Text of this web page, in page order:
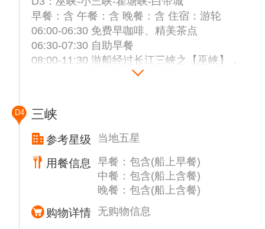
际情况安排自选参观游览！）
16:30-18:30 乘车参观国家5A级【三峡人家】
白墙青瓦石板路，小桥流水吊脚楼，枯藤老树
喜鹊窝，机枪碉堡旧战壕，奇石溶洞古城堡，
(在民俗表演中，有时新娘新郎会给游客们敬
酒，酒是当地的包谷酒，如若人不能饮酒，请
18:30-19:30 登上星际阿波罗
19:00-20:00 船上安排了精美的登船自助晚餐
（代售68元/人），游客可自愿选择
备注：升船机以及中餐具体时间导游根据具体
温馨提示： 因升船机于8月25日开始计划性停
早餐：含 午餐：含 晚餐：含 住宿：游轮
06:00-06:30 免费早咖啡、精美茶点
06:30-07:30 自助早餐
08:00-11:30 游船经过长江三峡之【巫峡】，
巫峡又称大峡，西起巫山大宁河口，东至巴东
览【小三峡】（代售290元/人）或者游船自由
活动
12:00-13:00 自助午餐
14:30-15:30 游船经过经过长江三峡的起点-
【瞿塘峡】，西起奉节县白帝城，东至巫山县
大溪镇，全长约8公里，是三峡中最短的一
个，却最雄伟险峻。在船上观看到以威武雄壮
著称的三峡【夔门】峡谷西端入口处，两座山
D4 三峡
参考星级 当地五星
用餐信息
早餐：包含(船上早餐)
中餐：包含(船上含餐)
晚餐：包含(船上含餐)
购物详情 无购物信息